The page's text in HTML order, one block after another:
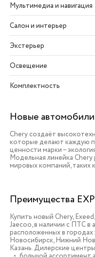
Мультимедиа и навигация
Салон и интерьер
Экстерьер
Освещение
Комплектность
Новые автомобили
Chery создаёт
которые делают каждую
ценности марки –
Модельная линейка
мировых компаний, таких
Преимущества
Купить новый Chery,
Jaecoo, в наличии c ПТС в
расположенных в
Новосибирск, Нижний
Казань. Дилерские